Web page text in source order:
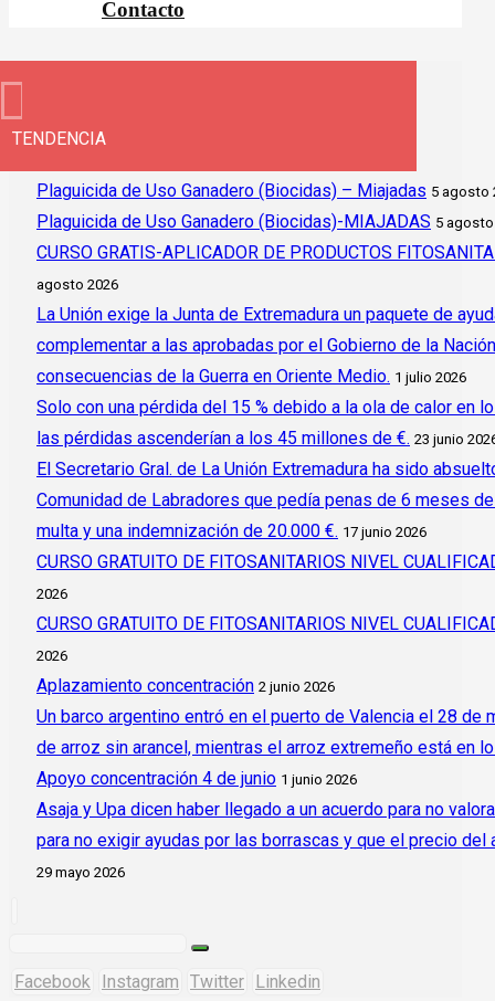
Contacto
TENDENCIA
Plaguicida de Uso Ganadero (Biocidas) – Miajadas 5 agosto
Plaguicida de Uso Ganadero (Biocidas)-MIAJADAS 5
CURSO GRATIS-APLICADOR DE PRODUCTOS
agosto 2026
La Unión exige la Junta de Extremadura un paquete de
complementar a las aprobadas por el Gobierno de la
consecuencias de la Guerra en Oriente Medio. 1 julio 2026
Solo con una pérdida del 15 % debido a la ola de calor en
las pérdidas ascenderían a los 45 millones de €. 23 junio
El Secretario Gral. de La Unión Extremadura ha sido
Comunidad de Labradores que pedía penas de 6 meses
multa y una indemnización de 20.000 €. 17 junio 2026
CURSO GRATUITO DE FITOSANITARIOS NIVEL
2026
CURSO GRATUITO DE FITOSANITARIOS NIVEL
2026
Aplazamiento concentración 2 junio 2026
Un barco argentino entró en el puerto de Valencia el 28 de
de arroz sin arancel, mientras el arroz extremeño está en
Apoyo concentración 4 de junio 1 junio 2026
Asaja y Upa dicen haber llegado a un acuerdo para no
para no exigir ayudas por las borrascas y que el precio
29 mayo 2026
Facebook Instagram Twitter Linkedin